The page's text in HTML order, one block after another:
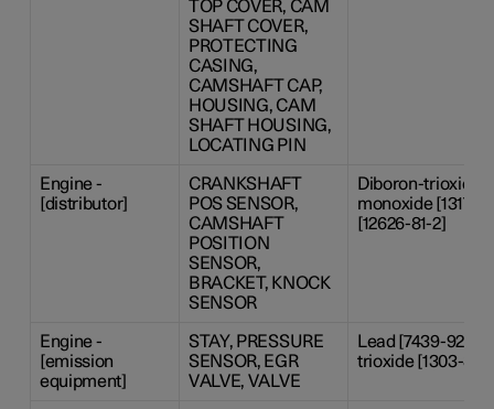
TOP COVER, CAM
SHAFT COVER,
PROTECTING
CASING,
CAMSHAFT CAP,
HOUSING, CAM
SHAFT HOUSING,
LOCATING PIN
Engine -
[distributor]
CRANKSHAFT
POS SENSOR,
CAMSHAFT
POSITION
SENSOR,
BRACKET, KNOCK
SENSOR
Diboron-trioxide
monoxide [1317-
[12626-81-2]
Engine -
[emission
equipment]
STAY, PRESSURE
SENSOR, EGR
VALVE, VALVE
Lead [7439-92-
trioxide [1303-86-